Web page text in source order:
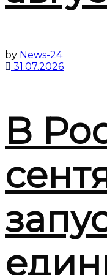
by News-24
31.07.2026
В